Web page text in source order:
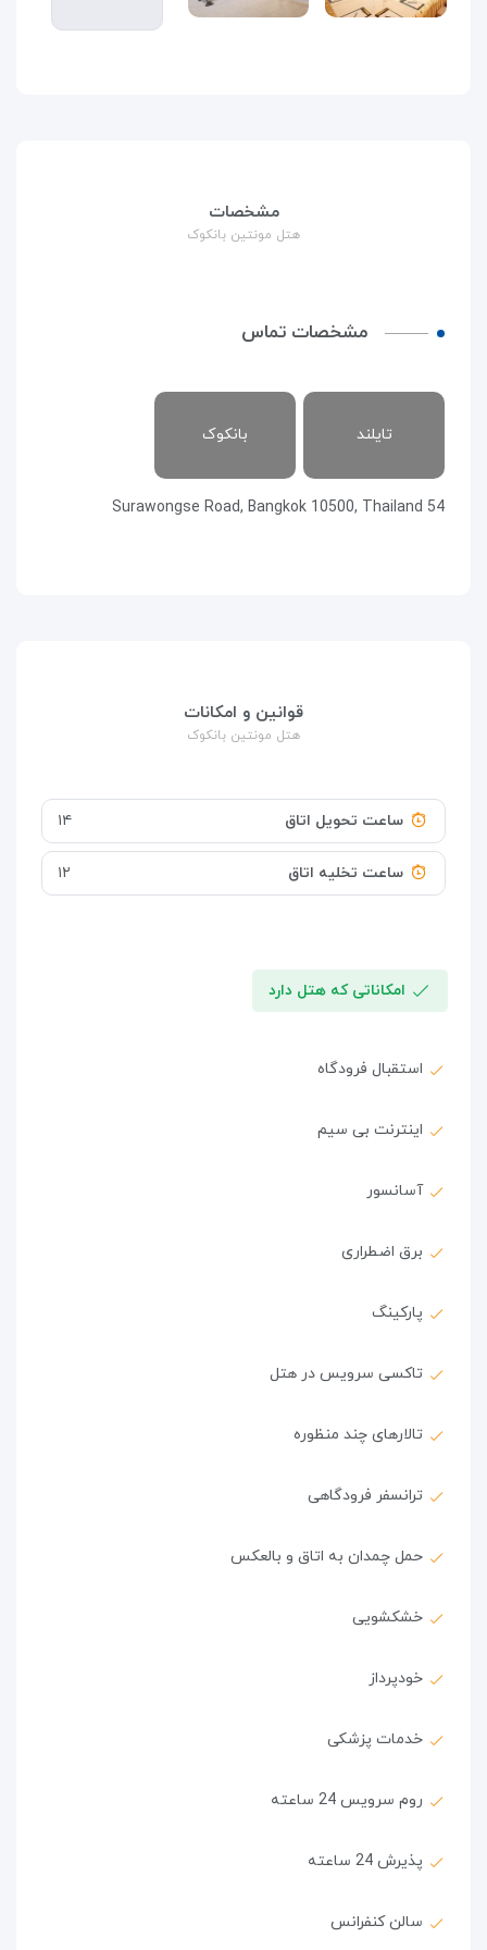
مشخصات
هتل مونتین بانکوک
مشخصات تماس
تایلند بانکوک
54 Surawongse Road, Bangkok 10500, Thailand
قوانین و امکانات
هتل مونتین بانکوک
ساعت تحویل اتاق ۱۴
ساعت تخلیه اتاق ۱۲
امکاناتی که هتل دارد
استقبال فرودگاه
اینترنت بی سیم
آسانسور
برق اضطراری
پارکینگ
تاکسی سرویس در هتل
تالارهای چند منظوره
ترانسفر فرودگاهی
حمل چمدان به اتاق و بالعکس
خشکشویی
خودپرداز
خدمات پزشکی
روم سرویس 24 ساعته
پذیرش 24 ساعته
سالن کنفرانس